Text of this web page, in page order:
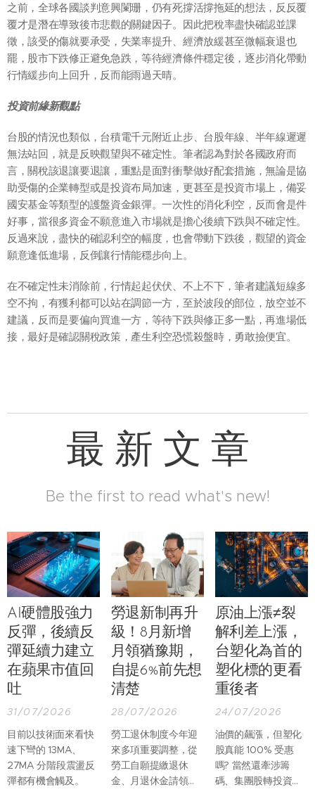
之前，全球各國談判意興闌珊，仍有死撐活撐拖延的想法，反反覆
覆才是潛在導致後市悲觀的關鍵因子。因此把稅率盡快確認並課
徵，該受的傷就要承受，失業率提升、經濟放緩甚至微幅衰退也
罷，股市下跌修正避免急跌，等待經濟條件穩定後，逐步消化帶動
行情緩步向上回升，反而能雨過天晴。
投資前緣新觀點
台股的情況也類似，台積電千元附近止步、台股年線、半年線遲遲
無法站回，就是反映觀望與不確定性。筆者認為對於各國政府而
言，關稅該退讓要退讓，重點是面對衝擊做好配套措施，無論是協
助受傷的企業轉型或是投資布局加速，更甚至是投資市場上，備妥
國安基金等類型的護盤資金銀彈。一次性的消化利空，反而會是件
好事，當很多資金不願意進入市場就是擔心後續下跌與不確定性。
反過來說，盡快的確認利空的幅度，也會帶動下跌後，觀望的資金
願意逢低進場，反倒讓行情能穩步向上。
在不確定性未消除前，行情起起伏伏、不上不下，筆者建議短線多
空不拘，有獲利都可以站在調節一方，至於波段的部位，放空並不
建議，反而是要偏向買進一方，等待下跌與修正多一點，再進場低
接，最好是確認關稅政策，產生利空恐慌殺盤時，勇敢撿便宜。
最 新 文 章
Be the first to read what's new!
AI硬體股強力
反彈，後續反
彈延續力建立
在蘋果市值回
吐
31/07/2026
目前以技術面來看快
速下彎的 13MA、
27MA 分階段震盪反
彈都有機會觸及。
勞退新制再升
級！8月新增
月領猶豫期，
自提6%前先想
清楚
28/07/2026
勞工退休制度今年迎
來多項重要調整，從
勞工自願提繳退休
金、月退休金請領程
原油上漲≠裂
解利差上漲，
台塑化為首的
塑化標的更看
重後者
24/07/2026
油價的飆漲，但塑化
股真能 100% 受惠
嗎? 當然還牽涉籌
碼、集團股轉投資等